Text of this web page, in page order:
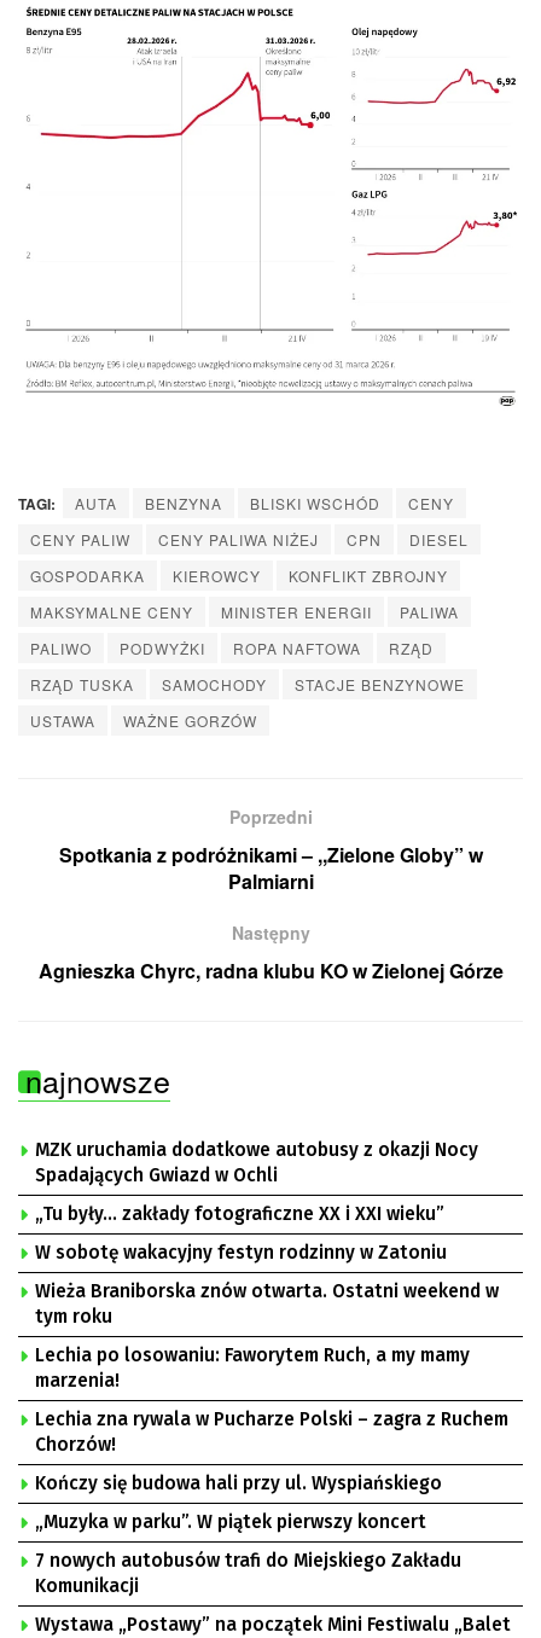
TAGI: AUTA BENZYNA BLISKI WSCHÓD
CENY
CENY PALIW
CENY PALIWA NIŻEJ CPN
DIESEL
GOSPODARKA
KIEROWCY
KONFLIKT ZBROJNY
MAKSYMALNE CENY
MINISTER ENERGII
PALIWA
PALIWO
PODWYŻKI ROPA NAFTOWA
RZĄD
RZĄD TUSKA
SAMOCHODY
STACJE BENZYNOWE
USTAWA
WAŻNE GORZÓW
Poprzedni
Spotkania z podróżnikami – ,,Zielone Globy” w
Palmiarni
Następny
Agnieszka Chyrc, radna klubu KO w Zielonej Górze
najnowsze
MZK uruchamia dodatkowe autobusy z okazji Nocy
Spadających Gwiazd w Ochli
„Tu były… zakłady fotograficzne XX i XXI wieku”
W sobotę wakacyjny festyn rodzinny w Zatoniu
Wieża Braniborska znów otwarta. Ostatni weekend w
tym roku
Lechia po losowaniu: Faworytem Ruch, a my mamy
marzenia!
Lechia zna rywala w Pucharze Polski – zagra z Ruchem
Chorzów!
Kończy się budowa hali przy ul. Wyspiańskiego
„Muzyka w parku”. W piątek pierwszy koncert
7 nowych autobusów trafi do Miejskiego Zakładu
Komunikacji
Wystawa „Postawy” na początek Mini Festiwalu „Balet